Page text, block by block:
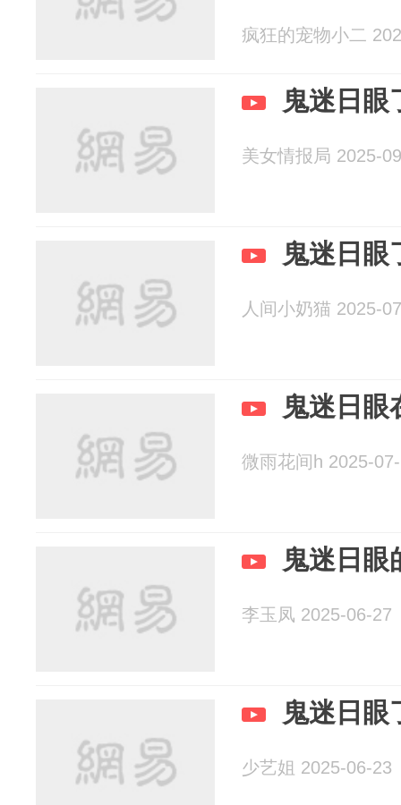
疯狂的宠物小二
鬼迷日眼
美女情报局 2025-
鬼迷日眼
人间小奶猫 2025-
鬼迷日眼
微雨花间h 2025-
鬼迷日眼
李玉凤 2025-06-27
鬼迷日眼
少艺姐 2025-06-23